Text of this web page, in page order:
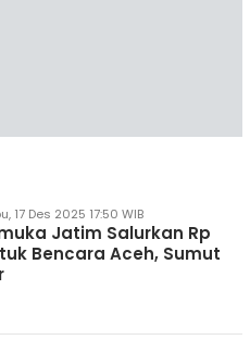
17 Des 2025 17:50 WIB
Jatim Salurkan Rp
Bencara Aceh, Sumut